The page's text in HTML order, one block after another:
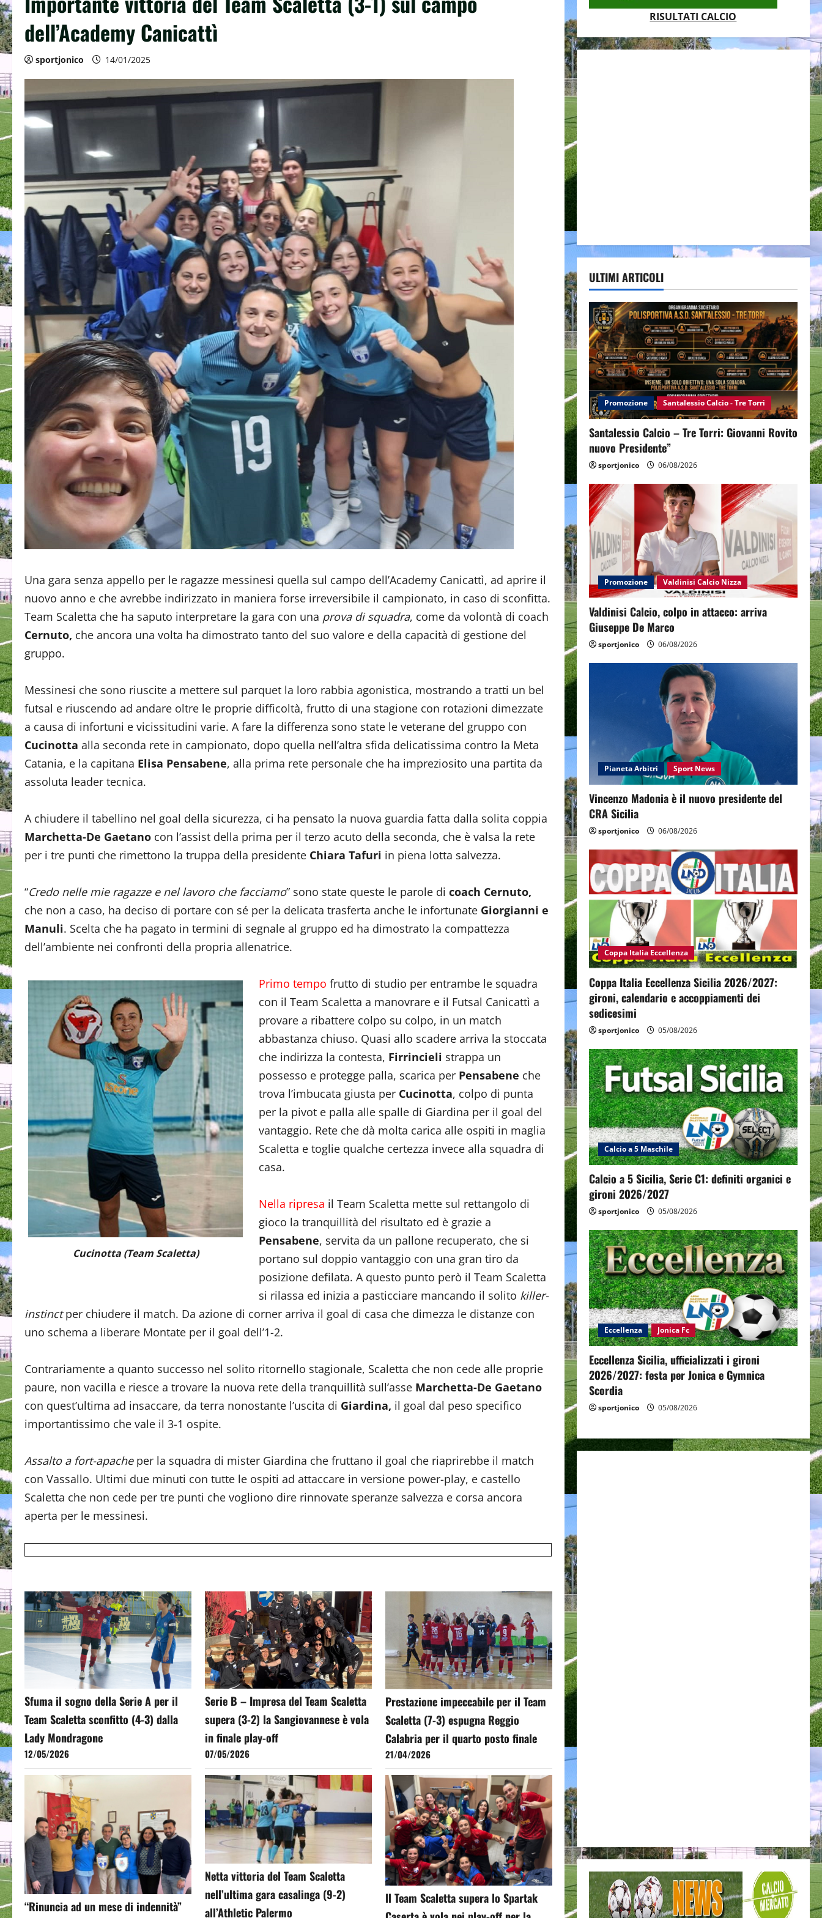
dell’Academy Canicattì
sportjonico 14/01/2025
Una gara senza appello per le ragazze messinesi quella sul campo dell’Academy Canicattì, ad aprire il
nuovo anno e che avrebbe indirizzato in maniera forse irreversibile il campionato, in caso di sconfitta.
Team Scaletta che ha saputo interpretare la gara con una prova di squadra, come da volontà di coach
Cernuto, che ancora una volta ha dimostrato tanto del suo valore e della capacità di gestione del
gruppo.
Messinesi che sono riuscite a mettere sul parquet la loro rabbia agonistica, mostrando a tratti un bel
futsal e riuscendo ad andare oltre le proprie difficoltà, frutto di una stagione con rotazioni dimezzate
a causa di infortuni e vicissitudini varie. A fare la differenza sono state le veterane del gruppo con
Cucinotta alla seconda rete in campionato, dopo quella nell’altra sfida delicatissima contro la Meta
Catania, e la capitana Elisa Pensabene, alla prima rete personale che ha impreziosito una partita da
assoluta leader tecnica.
A chiudere il tabellino nel goal della sicurezza, ci ha pensato la nuova guardia fatta dalla solita coppia
Marchetta-De Gaetano con l’assist della prima per il terzo acuto della seconda, che è valsa la rete
per i tre punti che rimettono la truppa della presidente Chiara Tafuri in piena lotta salvezza.
“Credo nelle mie ragazze e nel lavoro che facciamo” sono state queste le parole di coach Cernuto,
che non a caso, ha deciso di portare con sé per la delicata trasferta anche le infortunate Giorgianni e
Manuli. Scelta che ha pagato in termini di segnale al gruppo ed ha dimostrato la compattezza
dell’ambiente nei confronti della propria allenatrice.
Cucinotta (Team Scaletta)
Primo tempo frutto di studio per entrambe le squadra
con il Team Scaletta a manovrare e il Futsal Canicattì a
provare a ribattere colpo su colpo, in un match
abbastanza chiuso. Quasi allo scadere arriva la stoccata
che indirizza la contesta, Firrincieli strappa un
possesso e protegge palla, scarica per Pensabene che
trova l’imbucata giusta per Cucinotta, colpo di punta
per la pivot e palla alle spalle di Giardina per il goal del
vantaggio. Rete che dà molta carica alle ospiti in maglia
Scaletta e toglie qualche certezza invece alla squadra di
casa.
Nella ripresa il Team Scaletta mette sul rettangolo di
gioco la tranquillità del risultato ed è grazie a
Pensabene, servita da un pallone recuperato, che si
portano sul doppio vantaggio con una gran tiro da
posizione defilata. A questo punto però il Team Scaletta
si rilassa ed inizia a pasticciare mancando il solito killer-
instinctper chiudere il match. Da azione di corner arriva il goal di casa che dimezza le distanze con
uno schema a liberare Montate per il goal dell’1-2.
Contrariamente a quanto successo nel solito ritornello stagionale, Scaletta che non cede alle proprie
paure, non vacilla e riesce a trovare la nuova rete della tranquillità sull’asse Marchetta-De Gaetano
con quest’ultima ad insaccare, da terra nonostante l’uscita di Giardina, il goal dal peso specifico
importantissimo che vale il 3-1 ospite.
Assalto a fort-apacheper la squadra di mister Giardina che fruttano il goal che riaprirebbe il match
con Vassallo. Ultimi due minuti con tutte le ospiti ad attaccare in versione power-play, e castello
Scaletta che non cede per tre punti che vogliono dire rinnovate speranze salvezza e corsa ancora
aperta per le messinesi.
Sfuma il sogno della Serie A per il
Team Scaletta sconfitto (4-3) dalla
Lady Mondragone
12/05/2026
Serie B – Impresa del Team Scaletta
supera (3-2) la Sangiovannese è vola
in finale play-off
07/05/2026
Prestazione impeccabile per il Team
Scaletta (7-3) espugna Reggio
Calabria per il quarto posto finale
21/04/2026
“Rinuncia ad un mese di indennità”
Netta vittoria del Team Scaletta
nell’ultima gara casalinga (9-2)
all’Athletic Palermo
Il Team Scaletta supera lo Spartak
RISULTATI CALCIO
ULTIMI ARTICOLI
Promozione Santalessio Calcio - Tre Torri
Santalessio Calcio – Tre Torri: Giovanni Rovito
nuovo Presidente”
sportjonico 06/08/2026
Promozione Valdinisi Calcio Nizza
Valdinisi Calcio, colpo in attacco: arriva
Giuseppe De Marco
sportjonico 06/08/2026
Pianeta Arbitri Sport News
Vincenzo Madonia è il nuovo presidente del
CRA Sicilia
sportjonico 06/08/2026
Coppa Italia Eccellenza
Coppa Italia Eccellenza Sicilia 2026/2027:
gironi, calendario e accoppiamenti dei
sedicesimi
sportjonico 05/08/2026
Calcio a 5 Maschile
Calcio a 5 Sicilia, Serie C1: definiti organici e
gironi 2026/2027
sportjonico 05/08/2026
Eccellenza Jonica Fc
Eccellenza Sicilia, ufficializzati i gironi
2026/2027: festa per Jonica e Gymnica
Scordia
sportjonico 05/08/2026